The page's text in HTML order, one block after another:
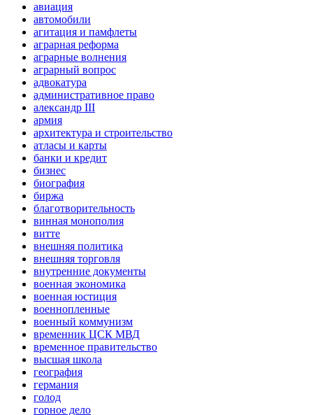
авиация
автомобили
агитация и памфлеты
аграрная реформа
аграрные волнения
аграрный вопрос
адвокатура
административное право
александр III
армия
архитектура и строительство
атласы и карты
банки и кредит
бизнес
биография
биржа
благотворительность
винная монополия
витте
внешняя политика
внешняя торговля
внутренние документы
военная экономика
военная юстиция
военнопленные
военный коммунизм
временник ЦСК МВД
временное правительство
высшая школа
география
германия
голод
горное дело